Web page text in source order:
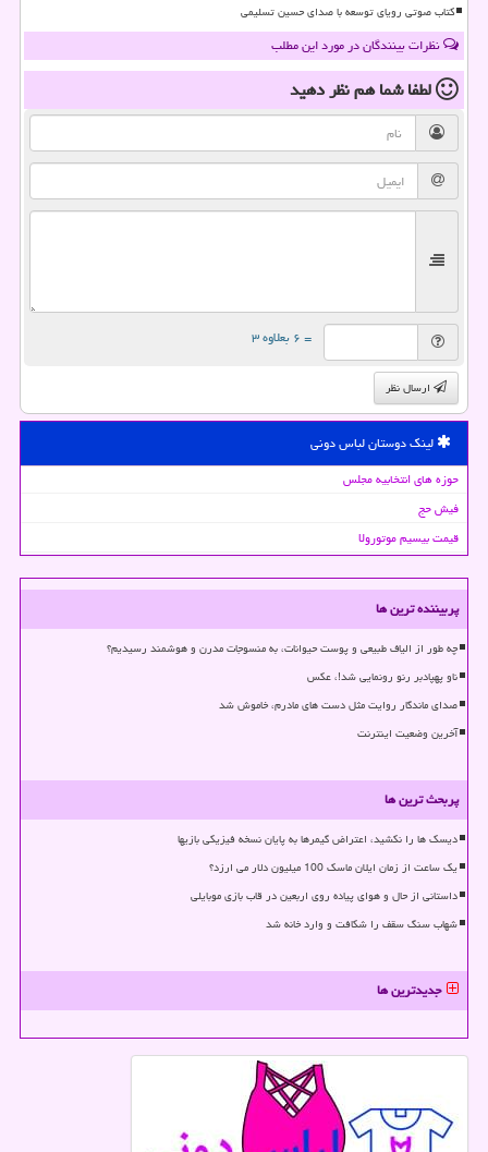
کتاب صوتی رویای توسعه با صدای حسین تسلیمی
نظرات بینندگان در مورد این مطلب
لطفا شما همنظر دهید
= ۶ بعلاوه ۳
ارسال نظر
لینک دوستان لباس دونی
حوزه های انتخابیه مجلس
فیش حج
قیمت بیسیم موتورولا
پربیننده ترین ها
چه طور از الیاف طبیعی و پوست حیوانات، به منسوجات مدرن و هوشمند رسیدیم؟
ناو پهپادبر رنو رونمایی شد!، عکس
صدای ماندگار روایت مثل دست های مادرم، خاموش شد
آخرین وضعیت اینترنت
پربحث ترین ها
دیسک ها را نکشید، اعتراض گیمرها به پایان نسخه فیزیکی بازیها
یک ساعت از زمان ایلان ماسک 100 میلیون دلار می ارزد؟
داستانی از حال و هوای پیاده روی اربعین در قاب بازی موبایلی
شهاب سنگ سقف را شکافت و وارد خانه شد
جدیدترین ها